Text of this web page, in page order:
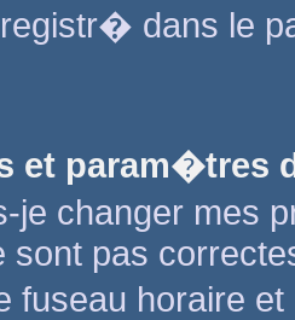
dans le
param�tres
je changer mes
sont pas
horaire